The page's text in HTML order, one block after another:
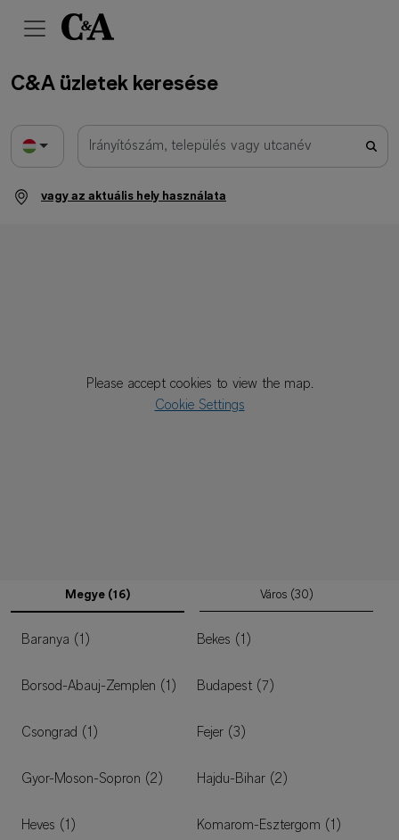
Please accept cookies to view the map.
Cookie Settings
C&A üzletek keresése
vagy az aktuális hely használata
Megye (16) Város (30)
Baranya (1) Bekes (1)
Borsod-Abauj-Zemplen (1) Budapest (7)
Csongrad (1) Fejer (3)
Gyor-Moson-Sopron (2) Hajdu-Bihar (2)
Heves (1) Komarom-Esztergom (1)